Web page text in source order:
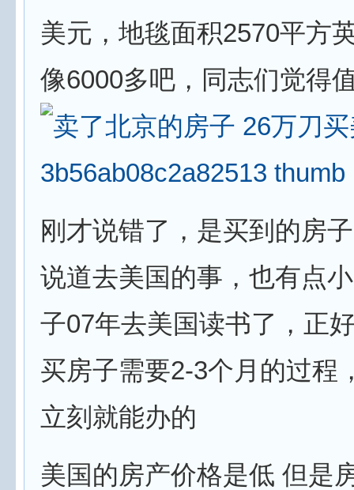
美元，地毯面积2570平方
像6000多吧，同志们觉得
刚才说错了，是买到的房
说道去美国的事，也有点
子07年去美国读书了，正
买房子需要2-3个月的过程
立刻就能办的
美国的房产价格是低 但是